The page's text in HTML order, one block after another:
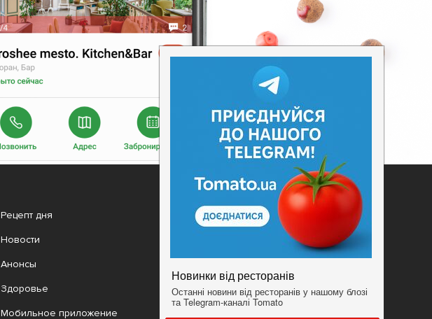
Рецепт дня
Новости
Анонсы
Здоровье
Мобильное приложение
Добавить заведение
Условия